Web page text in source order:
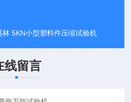
林 5KN小型塑料件压缩试验机
线留言